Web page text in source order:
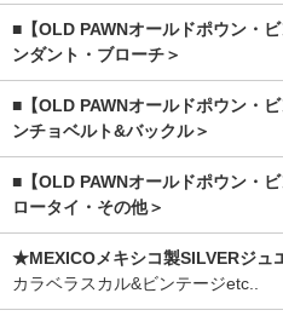
■【OLD PAWNオールドポウン・
ンダント・ブローチ＞
■【OLD PAWNオールドポウン・
ンチョベルト&バックル＞
■【OLD PAWNオールドポウン・
ロータイ・その他＞
★MEXICOメキシコ製SILVERジュ
カラベラスカル&ビンテージetc..